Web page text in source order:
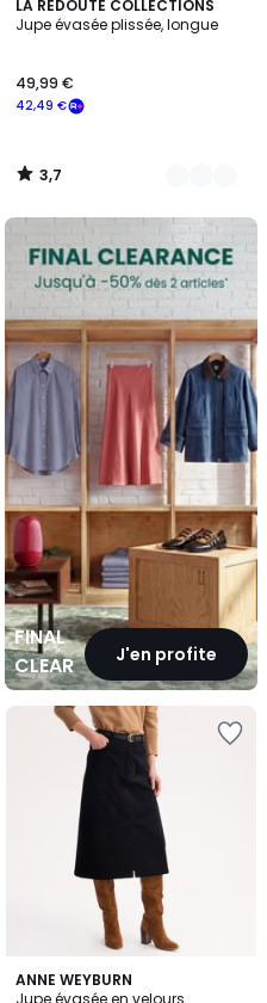
LA REDOUTE COLLECTIONS
Jupe évasée plissée, longue
42,49 €
49,99 €
3,7
/ 5
2
Couleurs
3,7
/
FINAL
CLEARANCEJ'en profite
FINAL
CLEARANCE
ANNE WEYBURN
Jupe évasée en velours
4,6
/ 5
2